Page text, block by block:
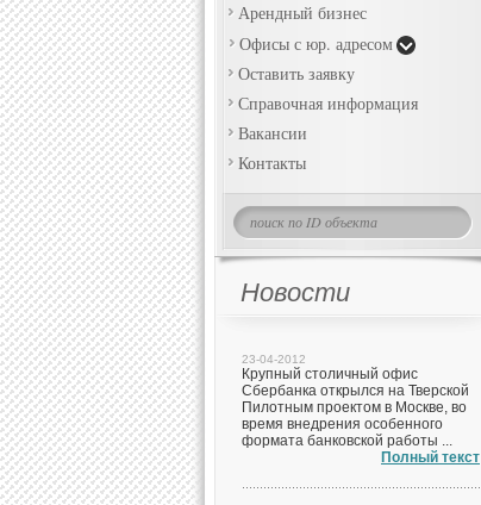
Арендный бизнес
Офисы с юр. адресом
Оставить заявку
Справочная информация
Вакансии
Контакты
Новости
23-04-2012
Крупный столичный офис
Сбербанка открылся на Тверской
Пилотным проектом в Москве, во
время внедрения особенного
формата банковской работы ...
Полный текст